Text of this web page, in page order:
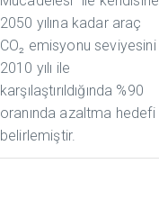
2050 yılına kadar araç
CO₂ emisyonu seviyesini
2010 yılı ile
karşılaştırıldığında %90
oranında azaltma hedefi
belirlemiştir.